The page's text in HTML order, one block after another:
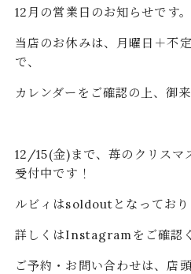
12月の営業日のお知らせです。
当店のお休みは、月曜日＋不
で、
カレンダーをご確認の上、御
12/15(金)まで、苺のクリスマ
受付中です！
ルビィはsoldoutとなっており
詳しくはInstagramをご確認
ご予約・お問い合わせは、